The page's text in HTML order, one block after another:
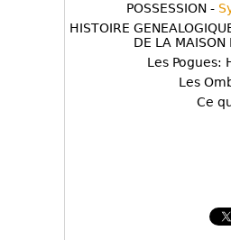
POSSESSION -
HISTOIRE
DE LA MAISON
Les Pogues:
Les
Ce